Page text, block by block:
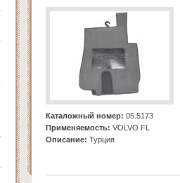
Каталожный номер: 05.5173
Применяемость: VOLVO FL
Описание: Турция